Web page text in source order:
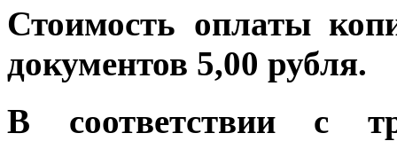
Стоимость оплаты
документов 5,00 рубля.
В соответствии с